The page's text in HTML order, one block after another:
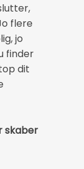
flere
jo
finder
dit
skaber